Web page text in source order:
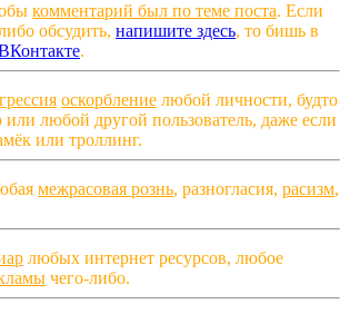
комментарий был по теме поста. Если
обсудить, напишите здесь, то бишь в
.
оскорбление любой личности, будто
или любой другой пользователь, даже если
или троллинг.
межрасовая рознь, разногласия, расизм,
любых интернет ресурсов, любое
чего-либо.